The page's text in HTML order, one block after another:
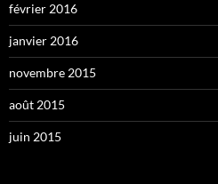
février 2016
janvier 2016
novembre 2015
août 2015
juin 2015